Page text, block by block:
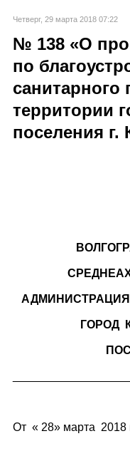
Четверг, 29 марта 2018 07:22
№ 138 «О
по
санитарного
территории
поселения г.
ГОРОД
От « 28»